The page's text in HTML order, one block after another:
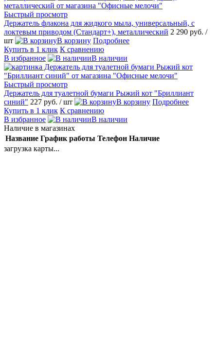
Быстрый просмотр
Держатель флакона для жидкого мыла, универсальный, с
локтевым приводом (Стандарт+), металлический 2 290 руб. /
шт
В корзину Подробнее
Купить в 1 клик К сравнению
В избранное
В наличии
Быстрый просмотр
Держатель для туалетной бумаги Рыжий кот "Бриллиант
синий" 227 руб. / шт В корзину Подробнее
Купить в 1 клик К сравнению
В избранное
В наличии
Наличие в магазинах
Название График работы Телефон Наличие
загрузка карты...